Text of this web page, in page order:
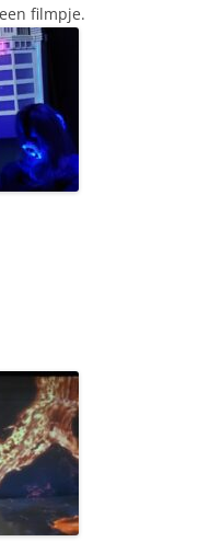
filmpje.